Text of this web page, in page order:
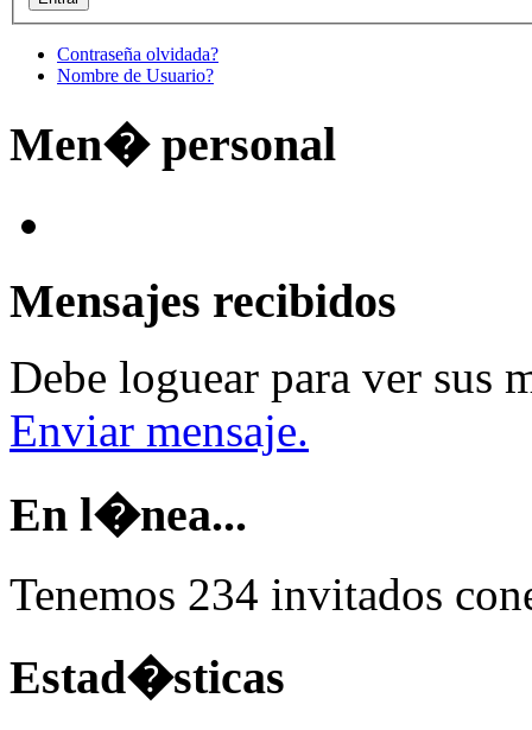
Contraseña olvidada?
Nombre de Usuario?
Men� personal
Mensajes recibidos
Debe loguear para ver sus
Enviar mensaje.
En l�nea...
Tenemos 234 invitados
Estad�sticas